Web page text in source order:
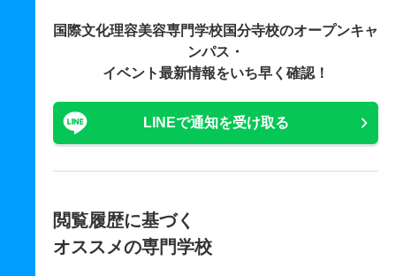
国際文化理容美容専門学校国分寺校のオープンキャ
ンパス・
イベント最新情報をいち早く確認！
LINEで通知を受け取る
閲覧履歴に基づく
オススメの専門学校